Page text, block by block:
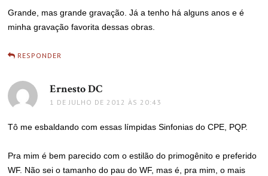
Grande, mas grande gravação. Já a tenho há alguns anos e é
minha gravação favorita dessas obras.
RESPONDER
Ernesto DC
1 DE JULHO DE 2012 ÀS 20:43
Tô me esbaldando com essas límpidas Sinfonias do CPE, PQP.
Pra mim é bem parecido com o estilão do primogênito e preferido
WF. Não sei o tamanho do pau do WF, mas é, pra mim, o mais